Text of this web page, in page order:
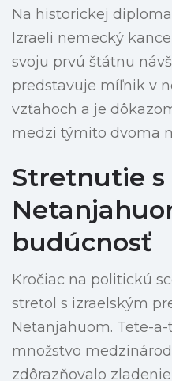
Na historickej
Izraeli nemecký
svoju prvú štátnu
predstavuje míľnik v
vzťahoch a je
medzi týmito dvoma
Stretnutie s
budúcnosť
Kročiac na politickú
stretol s izraelským
Netanjahuom. Tete-
množstvo
zdôrazňovalo